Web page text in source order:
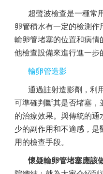
超聲波檢查是一種常
卵管積水有一定的檢測
輸卵管堵塞的位置和病
他檢查設備來進行進一步
輸卵管造影
通過註射造影劑，利
可準確判斷其是否堵塞
的治療效果。與傳統的
少的副作用和不適感，
用的檢查手段。
懷疑輸卵管堵塞應該